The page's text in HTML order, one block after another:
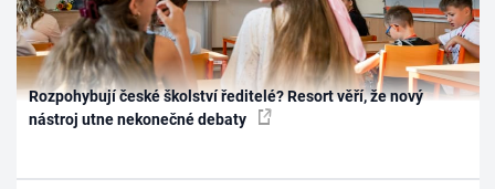
Rozpohybují české školství ředitelé? Resort věří, že nový
nástroj utne nekonečné debaty